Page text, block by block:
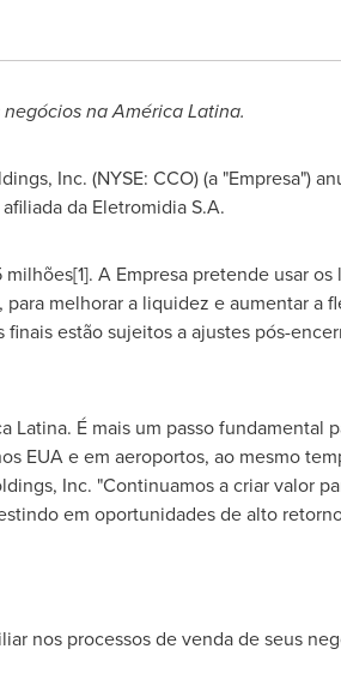
na América Latina.
Inc. (NYSE: CCO) (a "Empresa")
da Eletromidia S.A.
A Empresa pretende usar os
melhorar a liquidez e aumentar a
estão sujeitos a ajustes pós-
Latina. É mais um passo fundamental
EUA e em aeroportos, ao mesmo
Inc. "Continuamos a criar valor
em oportunidades de alto
nos processos de venda de seus